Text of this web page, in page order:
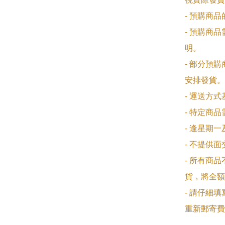
- 預購商品
- 預購商品
明。
- 部分預購
安排發貨。
- 運送方式
- 特定商品
- 逢星期一
- 不提供面
- 所有商品
貨，將全
- 請仔細填
重新郵寄